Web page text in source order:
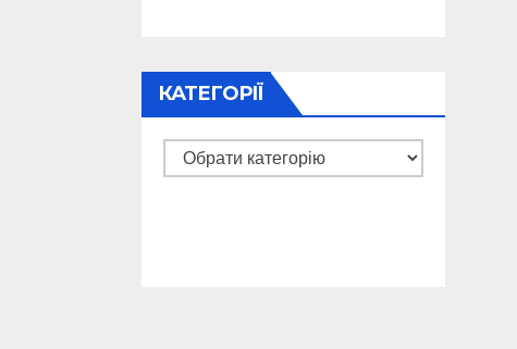
КАТЕГОРІЇ
Категорії